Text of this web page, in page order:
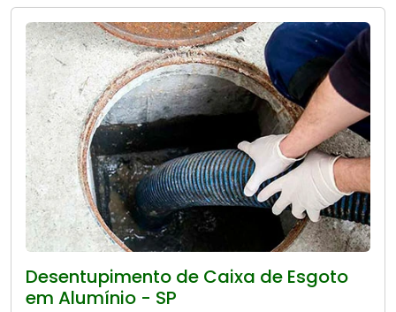
Desentupimento de Caixa de Esgoto
em Alumínio - SP